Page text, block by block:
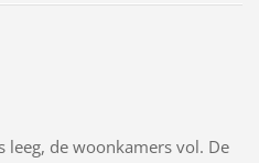
leeg, de woonkamers vol. De